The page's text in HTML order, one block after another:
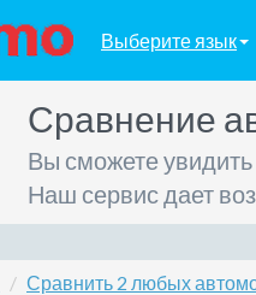
Выберите язык
Сравнение
Вы сможете
Наш сервис дает
Сравнить 2 любых